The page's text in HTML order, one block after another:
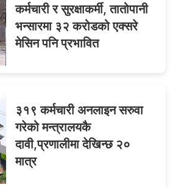
कर्मचारी र सुरक्षाकर्मी, तातोपानी
भन्सारमा ३२ करोडको एक्सरे
मेसिन पनि प्रभावित
३१९ कर्मचारी अनलाइन सरुवा
गरेको मन्त्रालयकै
दावी,प्रणालीमा देखिन्छ २०
मात्र